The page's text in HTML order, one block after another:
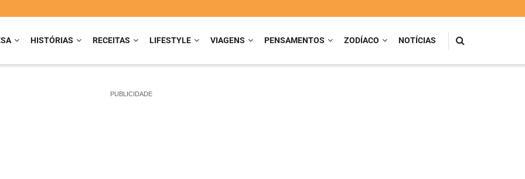
HISTÓRIAS RECEITAS LIFESTYLE VIAGENS PENSAMENTOS ZODÍACO NOTÍCIAS
PUBLICIDADE